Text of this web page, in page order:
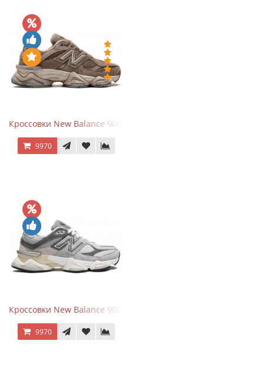
Кроссовки New Balance 9060 Mushroom
9970
Кроссовки New Balance 9060 Rain Cloud Grey
9970